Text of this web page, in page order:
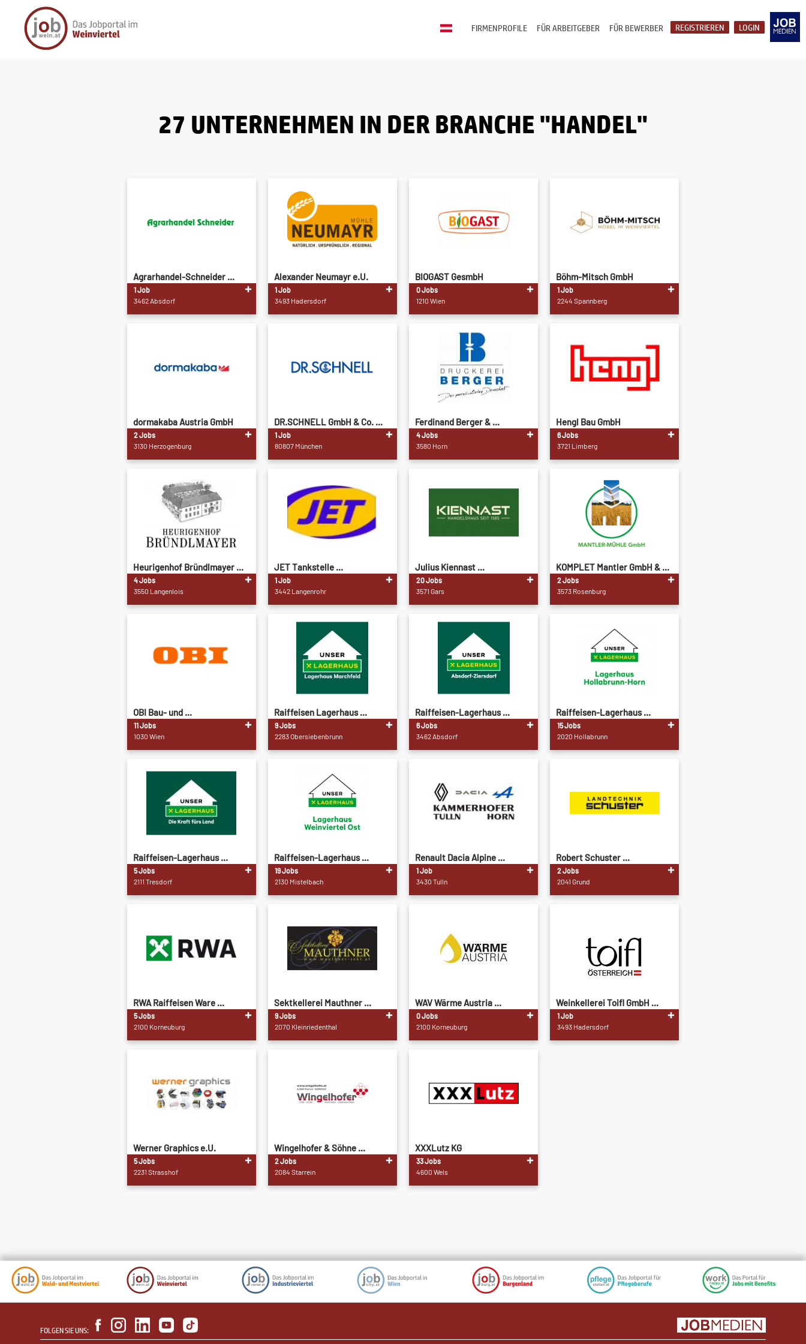
LOGIN
REGISTRIEREN
FÜR BEWERBER
FÜR ARBEITGEBER
FIRMENPROFILE
27 UNTERNEHMEN IN DER BRANCHE "HANDEL"
Agrarhandel-Schneider ...
1 Job
3462 Absdorf
Alexander Neumayr e.U.
1 Job
3493 Hadersdorf
BIOGAST GesmbH
0 Jobs
1210 Wien
Böhm-Mitsch GmbH
1 Job
2244 Spannberg
dormakaba Austria GmbH
2 Jobs
3130 Herzogenburg
DR.SCHNELL GmbH & Co. ...
1 Job
80807 München
Ferdinand Berger & ...
4 Jobs
3580 Horn
Hengl Bau GmbH
6 Jobs
3721 Limberg
Heurigenhof Bründlmayer ...
4 Jobs
3550 Langenlois
JET Tankstelle ...
1 Job
3442 Langenrohr
Julius Kiennast ...
20 Jobs
3571 Gars
KOMPLET Mantler GmbH & ...
2 Jobs
3573 Rosenburg
OBI Bau- und ...
11 Jobs
1030 Wien
Raiffeisen Lagerhaus ...
9 Jobs
2283 Obersiebenbrunn
Raiffeisen-Lagerhaus ...
6 Jobs
3462 Absdorf
Raiffeisen-Lagerhaus ...
15 Jobs
2020 Hollabrunn
Raiffeisen-Lagerhaus ...
5 Jobs
2111 Tresdorf
Raiffeisen-Lagerhaus ...
19 Jobs
2130 Mistelbach
Renault Dacia Alpine ...
1 Job
3430 Tulln
Robert Schuster ...
2 Jobs
2041 Grund
RWA Raiffeisen Ware ...
5 Jobs
2100 Korneuburg
Sektkellerei Mauthner ...
9 Jobs
2070 Kleinriedenthal
WAV Wärme Austria ...
0 Jobs
2100 Korneuburg
Weinkellerei Toifl GmbH ...
1 Job
3493 Hadersdorf
Werner Graphics e.U.
5 Jobs
2231 Strasshof
Wingelhofer & Söhne ...
2 Jobs
2084 Starrein
XXXLutz KG
33 Jobs
4600 Wels
FOLGEN SIE UNS: